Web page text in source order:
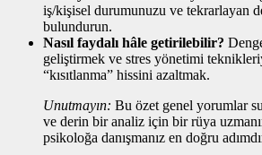
iş/kişisel durumunuzu ve tekrarlayan
bulundurun.
Nasıl faydalı hâle getirilebilir?
geliştirmek ve stres yönetimi
“kısıtlanma” hissini azaltmak.
Unutmayın: Bu özet genel yorumlar
ve derin bir analiz için bir rüya
psikoloğa danışmanız en doğru